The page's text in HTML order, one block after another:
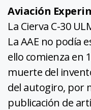
Aviación
La Cierva C-30
La AAE no podía
ello comienza en
muerte del
del autogiro, por
publicación de